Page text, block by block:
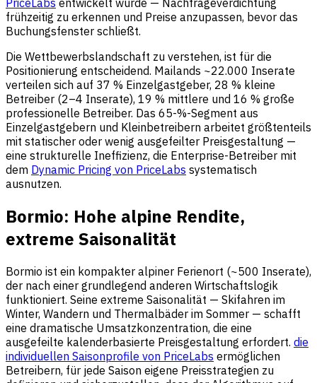
PriceLabs entwickelt wurde — Nachfrageverdichtung
frühzeitig zu erkennen und Preise anzupassen, bevor das
Buchungsfenster schließt.
Die Wettbewerbslandschaft zu verstehen, ist für die
Positionierung entscheidend. Mailands ~22.000 Inserate
verteilen sich auf 37 % Einzelgastgeber, 28 % kleine
Betreiber (2–4 Inserate), 19 % mittlere und 16 % große
professionelle Betreiber. Das 65-%-Segment aus
Einzelgastgebern und Kleinbetreibern arbeitet größtenteils
mit statischer oder wenig ausgefeilter Preisgestaltung —
eine strukturelle Ineffizienz, die Enterprise-Betreiber mit
dem Dynamic Pricing von PriceLabs systematisch
ausnutzen.
Bormio: Hohe alpine Rendite,
extreme Saisonalität
Bormio ist ein kompakter alpiner Ferienort (~500 Inserate),
der nach einer grundlegend anderen Wirtschaftslogik
funktioniert. Seine extreme Saisonalität — Skifahren im
Winter, Wandern und Thermalbäder im Sommer — schafft
eine dramatische Umsatzkonzentration, die eine
ausgefeilte kalenderbasierte Preisgestaltung erfordert. die
individuellen Saisonprofile von PriceLabs ermöglichen
Betreibern, für jede Saison eigene Preisstrategien zu